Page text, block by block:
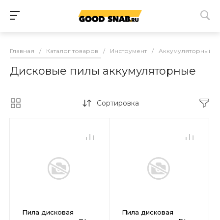
Главная / Каталог товаров / Инструмент / Аккумуляторный
Дисковые пилы аккумуляторные
Сортировка
Пила дисковая
Пила дисковая